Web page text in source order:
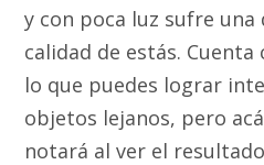
y con poca luz sufre
calidad de estás.
lo que puedes lograr
objetos lejanos, pero
notará al ver el